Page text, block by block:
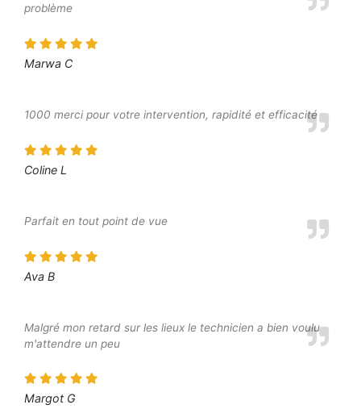
problème
Marwa C
1000 merci pour votre intervention, rapidité et efficacité
Coline L
Parfait en tout point de vue
Ava B
Malgré mon retard sur les lieux le technicien a bien voulu
m'attendre un peu
Margot G